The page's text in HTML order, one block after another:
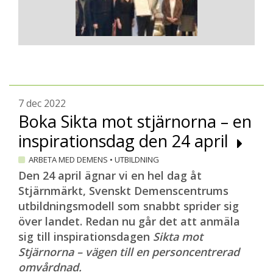
7 dec 2022
Boka Sikta mot stjärnorna – en
inspirationsdag den 24 april
ARBETA MED DEMENS • UTBILDNING
Den 24 april ägnar vi en hel dag åt
Stjärnmärkt, Svenskt Demenscentrums
utbildningsmodell som snabbt sprider sig
över landet. Redan nu går det att anmäla
sig till inspirationsdagen Sikta mot
Stjärnorna – vägen till en personcentrerad
omvårdnad.